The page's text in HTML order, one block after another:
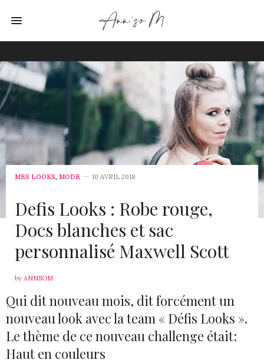
MES LOOKS, MODE 10 AVRIL 2018
Defis Looks : Robe rouge,
Docs blanches et sac
personnalisé Maxwell Scott
by ANNSOM
Qui dit nouveau mois, dit forcément un
nouveau look avec la team « Défis Looks ».
Le thème de ce nouveau challenge était:
Haut en couleurs